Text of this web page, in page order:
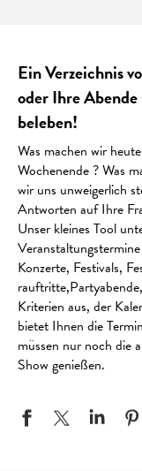
Ein Verzeichnis
oder Ihre
beleben!
Was machen wir
Wochenende ? Was
wir uns unweigerlich
Antworten auf Ihre
Unser kleines Tool
Konzerte, Festivals,
Kriterien aus, der
bietet Ihnen die
müssen nur noch die
Show genießen.